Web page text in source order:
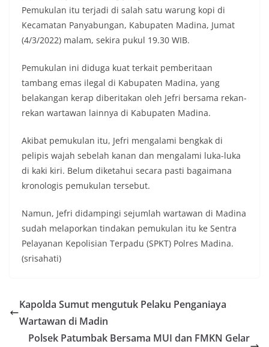
Bhabinkamtibmas di tengah-tengah warga
diharapkan dapat semakin mempererat
hubungan kemitraan antara Polri dan
masyarakat, sekaligus membangun kesadaran
keamanan, ketertiban, dan kekompakan
lingkungan, khususnya dalam menyambut
momentum bersejarah HUT Kemerdekaan
Republik Indonesia.‎Kegiatan sambang ini
rencananya akan terus dilaksanakan secara rutin
Sunggal sebagai bagian dari upaya menciptakan
situasi Kamtibmas yang aman dan kondusif,
sekaligus menumbuhkan semangat nasionalisme
warga dalam menyambut Hari Kemerdekaan RI.
Bhabinkamtibmas Polsek Medan Sunggal
Pemasangan Bendera Merah Putih Jelang HUT
Kemerdekaan RI‎‎Medan, 5 Agustus 2026 — Dalam
rangka menyambut Hari Ulang Tahun
Kemerdekaan Republik Indonesia yang ke-81,
Bhabinkamtibmas Kelurahan Sunggal, Aiptu
Medan Sunggal, pada Rabu (05/08/2026).‎‎Kegiatan
tersebut berlangsung sejak pukul 09.00 WIB
beberapa lingkungan yang ada di kelurahan
Pemukulan itu terjadi di salah satu warung kopi di
Kecamatan Panyabungan, Kabupaten Madina, Jumat
(4/3/2022) malam, sekira pukul 19.30 WIB.
Pemukulan ini diduga kuat terkait pemberitaan
tambang emas ilegal di Kabupaten Madina, yang
belakangan kerap diberitakan oleh Jefri bersama rekan-
rekan wartawan lainnya di Kabupaten Madina.
Akibat pemukulan itu, Jefri mengalami bengkak di
pelipis wajah sebelah kanan dan mengalami luka-luka
di kaki kiri. Belum diketahui secara pasti bagaimana
kronologis pemukulan tersebut.
Namun, Jefri didampingi sejumlah wartawan di Madina
sudah melaporkan tindakan pemukulan itu ke Sentra
Pelayanan Kepolisian Terpadu (SPKT) Polres Madina.
(srisahati)
Kapolda Sumut mengutuk Pelaku Penganiaya
Wartawan di Madin
Polsek Patumbak Bersama MUI dan FMKN Gelar